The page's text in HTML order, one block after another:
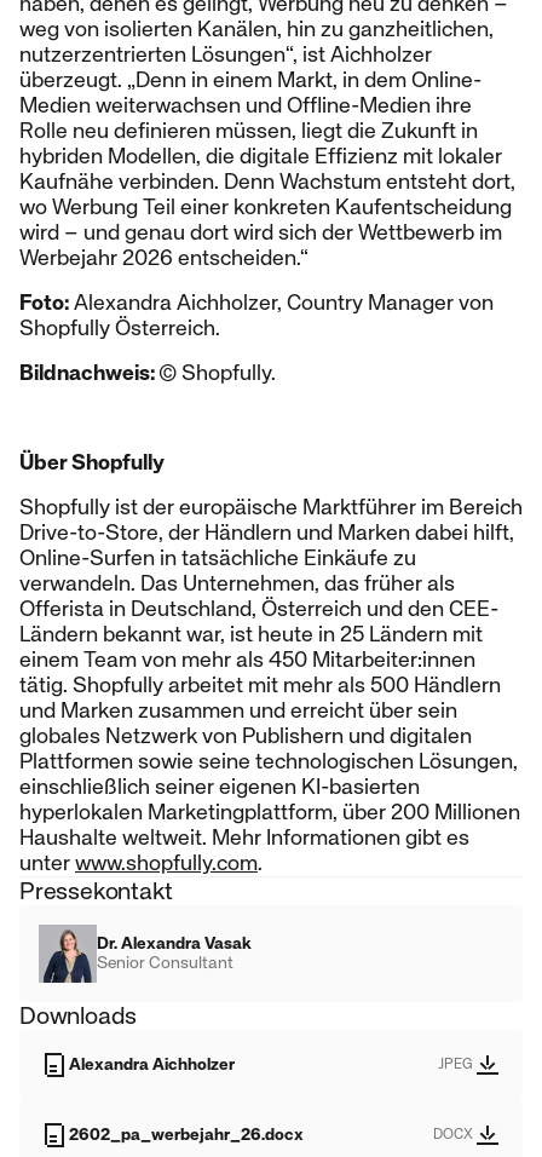
weg von isolierten Kanälen, hin zu ganzheitlichen,
nutzerzentrierten Lösungen“, ist Aichholzer
überzeugt. „Denn in einem Markt, in dem Online-
Medien weiterwachsen und Offline-Medien ihre
Rolle neu definieren müssen, liegt die Zukunft in
hybriden Modellen, die digitale Effizienz mit lokaler
Kaufnähe verbinden. Denn Wachstum entsteht dort,
wo Werbung Teil einer konkreten Kaufentscheidung
wird – und genau dort wird sich der Wettbewerb im
Werbejahr 2026 entscheiden.“
Foto:Alexandra Aichholzer, Country Manager von
Shopfully Österreich.
Bildnachweis:© Shopfully.
Über Shopfully
Shopfully ist der europäische Marktführer im Bereich
Drive-to-Store, der Händlern und Marken dabei hilft,
Online-Surfen in tatsächliche Einkäufe zu
verwandeln. Das Unternehmen, das früher als
Offerista in Deutschland, Österreich und den CEE-
Ländern bekannt war, ist heute in 25 Ländern mit
einem Team von mehr als 450 Mitarbeiter:innen
tätig. Shopfully arbeitet mit mehr als 500 Händlern
und Marken zusammen und erreicht über sein
globales Netzwerk von Publishern und digitalen
Plattformen sowie seine technologischen Lösungen,
einschließlich seiner eigenen KI-basierten
hyperlokalen Marketingplattform, über 200 Millionen
Haushalte weltweit. Mehr Informationen gibt es
unterwww.shopfully.com.
Pressekontakt
Dr. Alexandra Vasak
Senior Consultant
Downloads
Alexandra Aichholzer JPEG
2602_pa_werbejahr_26.docx DOCX